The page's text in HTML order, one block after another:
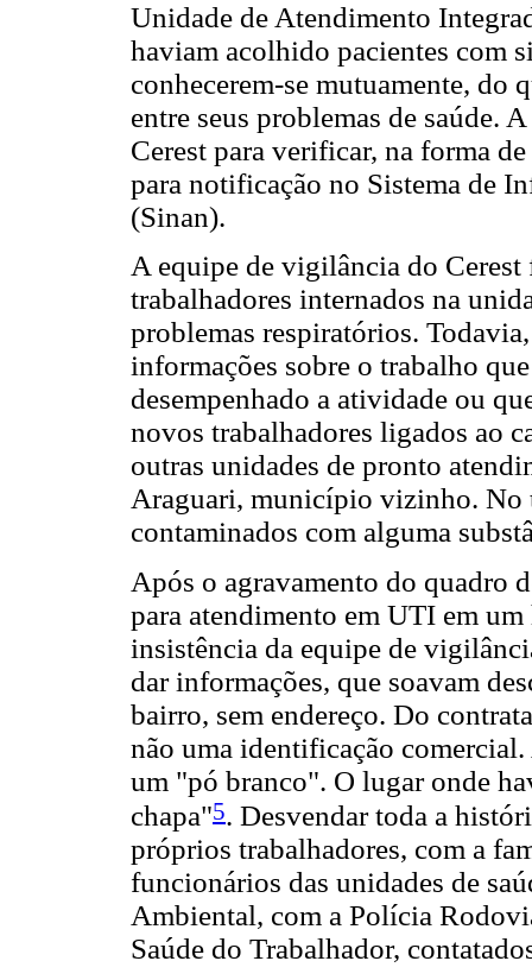
Unidade de Atendimento
haviam acolhido pacientes com
conhecerem-se mutuamente, do
entre seus problemas de saúde.
Cerest para verificar, na forma
para notificação no Sistema de
(Sinan).
A equipe de vigilância do
trabalhadores internados na
problemas respiratórios.
informações sobre o trabalho
desempenhado a atividade ou
novos trabalhadores ligados ao
outras unidades de pronto
Araguari, município vizinho. No
contaminados com alguma
Após o agravamento do quadro
para atendimento em UTI em
insistência da equipe de
dar informações, que soavam
bairro, sem endereço. Do
não uma identificação
um "pó branco". O lugar onde
chapa"5. Desvendar toda a
próprios trabalhadores, com a
funcionários das unidades de
Ambiental, com a Polícia
Saúde do Trabalhador,